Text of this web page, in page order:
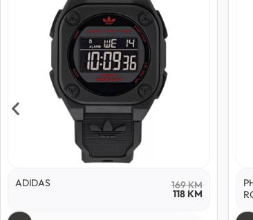
PHILIPP PLEIN CHRONO
1112
1001